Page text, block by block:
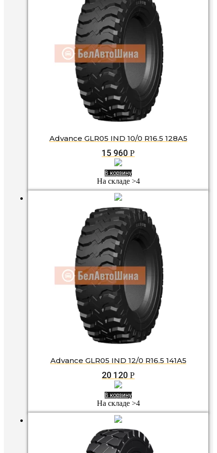
Advance GLR05 IND 10/0 R16.5 128A5
15 960 Р
В корзину
На складе >4
Advance GLR05 IND 12/0 R16.5 141A5
20 120 Р
В корзину
На складе >4